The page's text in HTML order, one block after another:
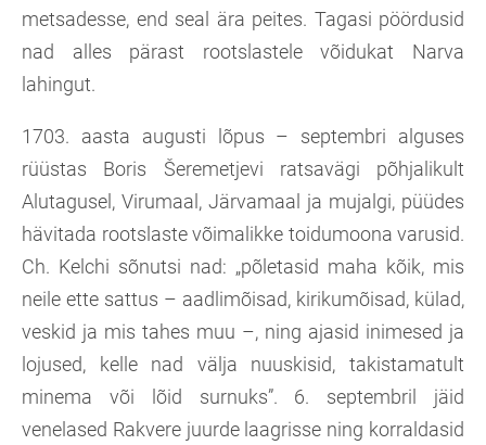
metsadesse, end seal ära peites. Tagasi pöördusid
nad alles pärast rootslastele võidukat Narva
lahingut.
1703. aasta augusti lõpus – septembri alguses
rüüstas Boris Šeremetjevi ratsavägi põhjalikult
Alutagusel, Virumaal, Järvamaal ja mujalgi, püüdes
hävitada rootslaste võimalikke toidumoona varusid.
Ch. Kelchi sõnutsi nad: „põletasid maha kõik, mis
neile ette sattus – aadlimõisad, kirikumõisad, külad,
veskid ja mis tahes muu –, ning ajasid inimesed ja
lojused, kelle nad välja nuuskisid, takistamatult
minema või lõid surnuks”. 6. septembril jäid
venelased Rakvere juurde laagrisse ning korraldasid